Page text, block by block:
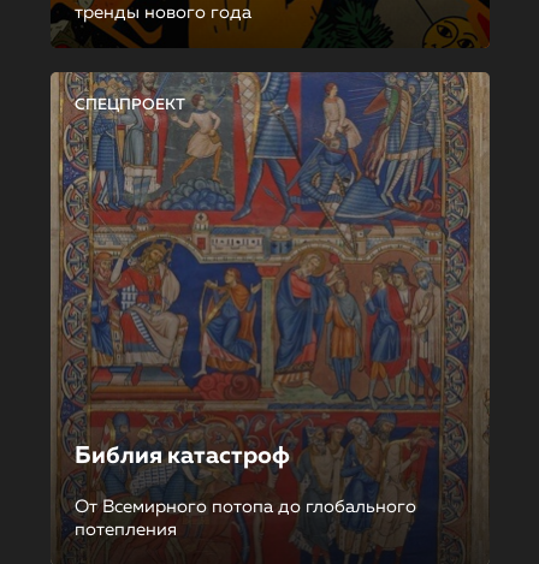
тренды нового года
СПЕЦПРОЕКТ
Библия катастроф
От Всемирного потопа до глобального
потепления